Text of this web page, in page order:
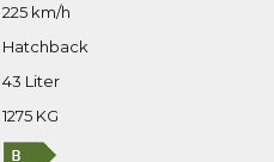
225 km/h
Hatchback
43 Liter
1275 KG